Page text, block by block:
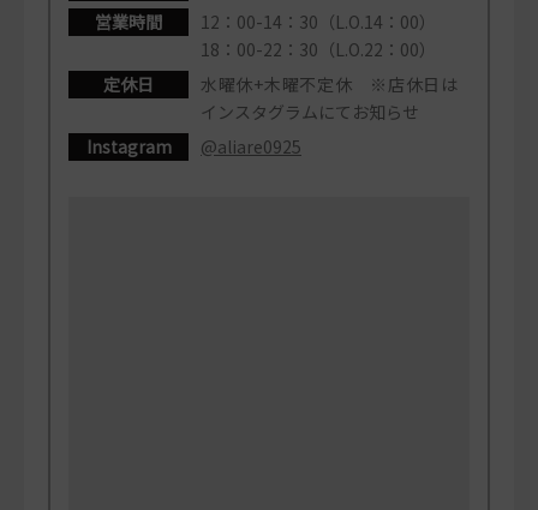
営業時間
12：00-14：30（L.O.14：00）
18：00-22：30（L.O.22：00）
定休日
水曜休+木曜不定休 ※店休日は
インスタグラムにてお知らせ
Instagram
@aliare0925